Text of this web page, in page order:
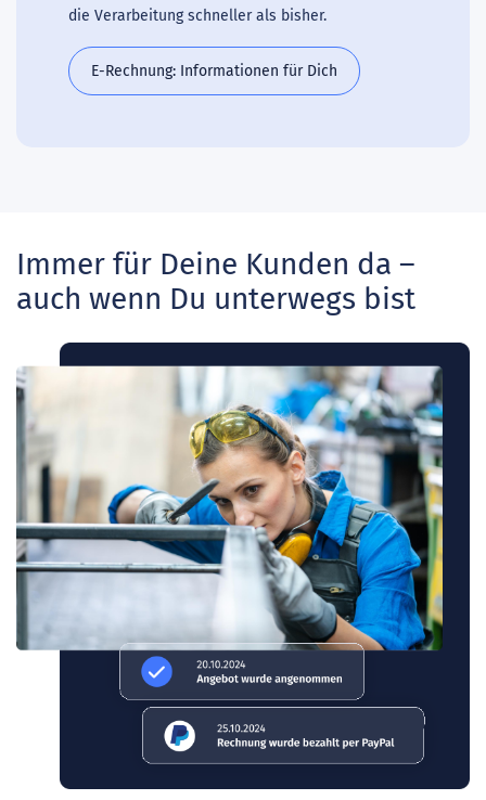
die Verarbeitung schneller als bisher.
E-Rechnung: Informationen für Dich
Immer für Deine Kunden da –
auch wenn Du unterwegs bist